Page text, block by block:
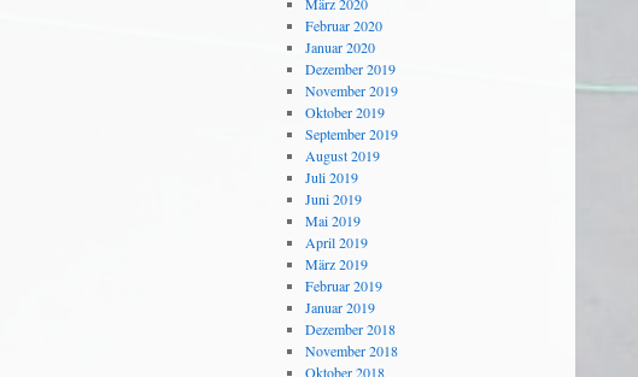
Februar 2020
Januar 2020
Dezember 2019
November 2019
Oktober 2019
September 2019
August 2019
Juli 2019
Juni 2019
Mai 2019
April 2019
März 2019
Februar 2019
Januar 2019
Dezember 2018
November 2018
Oktober 2018